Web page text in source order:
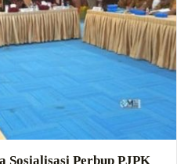
Sosialisasi Perbup PJPK